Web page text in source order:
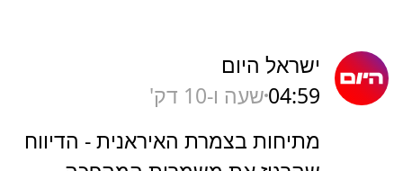
ישראל היום
04:59שעה ו-10 דק'
מתיחות בצמרת האיראנית - הדיווח